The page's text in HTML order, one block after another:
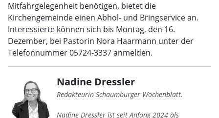
Mitfahrgelegenheit benötigen, bietet die
Kirchengemeinde einen Abhol- und Bringservice an.
Interessierte können sich bis Montag, den 16.
Dezember, bei Pastorin Nora Haarmann unter der
Telefonnummer 05724-3337 anmelden.
Nadine Dressler
Redakteurin Schaumburger Wochenblatt.
Nadine Dressler ist seit Anfang 2024 als